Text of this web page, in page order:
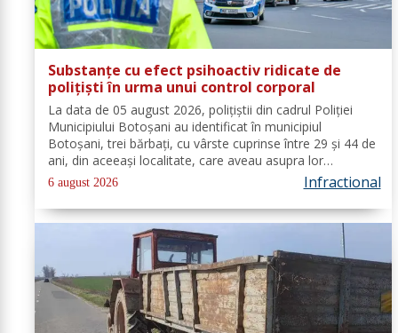
Substanțe cu efect psihoactiv ridicate de
polițiști în urma unui control corporal
La data de 05 august 2026, polițiștii din cadrul Poliției
Municipiului Botoșani au identificat în municipiul
Botoșani, trei bărbați, cu vârste cuprinse între 29 și 44 de
ani, din aceeași localitate, care aveau asupra lor
substanțe psihoactive. În urma efectuării controlului
corporal asupra unuia...
6 august 2026 Infractional